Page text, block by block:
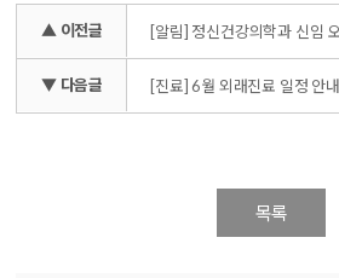
▲ 이전글
▼ 다음글 [진료] 6월 외래진료 일정 안내
목록